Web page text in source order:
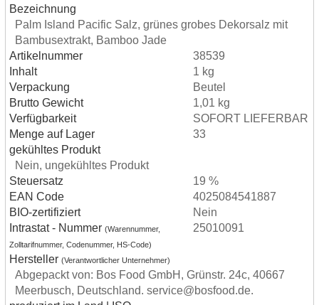
Bezeichnung
Palm Island Pacific Salz, grünes grobes Dekorsalz mit
Bambusextrakt, Bamboo Jade
Artikelnummer
38539
Inhalt
1 kg
Verpackung
Beutel
Brutto Gewicht
1,01 kg
Verfügbarkeit
SOFORT LIEFERBAR
Menge auf Lager
33
gekühltes Produkt
Nein, ungekühltes Produkt
Steuersatz
19 %
EAN Code
4025084541887
BIO-zertifiziert
Nein
Intrastat - Nummer (Warennummer,
Zolltarifnummer, Codenummer, HS-Code)
25010091
Hersteller (Verantwortlicher Unternehmer)
Abgepackt von: Bos Food GmbH, Grünstr. 24c, 40667
Meerbusch, Deutschland. service@bosfood.de.